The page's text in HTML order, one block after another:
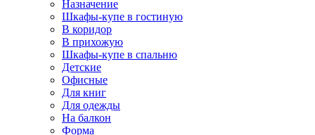
Назначение
Шкафы-купе в гостиную
В коридор
В прихожую
Шкафы-купе в спальню
Детские
Офисные
Для книг
Для одежды
На балкон
Форма